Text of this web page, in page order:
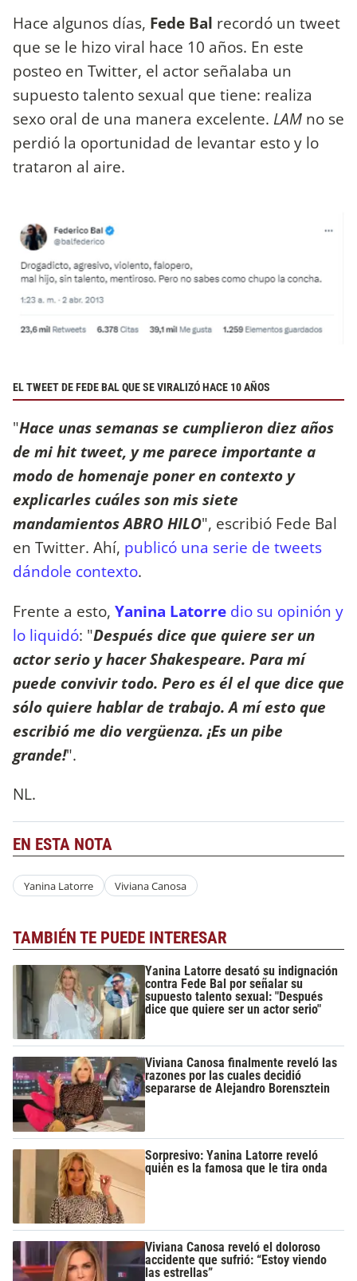
Hace algunos días, Fede Bal recordó un tweet
que se le hizo viral hace 10 años. En este
posteo en Twitter, el actor señalaba un
supuesto talento sexual que tiene: realiza
sexo oral de una manera excelente. LAM no se
perdió la oportunidad de levantar esto y lo
trataron al aire.
EL TWEET DE FEDE BAL QUE SE VIRALIZÓ HACE 10 AÑOS
"Hace unas semanas se cumplieron diez años
de mi hit tweet, y me parece importante a
modo de homenaje poner en contexto y
explicarles cuáles son mis siete
mandamientos ABRO HILO", escribió Fede Bal
en Twitter. Ahí, publicó una serie de tweets
dándole contexto.
Frente a esto, Yanina Latorre dio su opinión y
lo liquidó: "Después dice que quiere ser un
actor serio y hacer Shakespeare. Para mí
puede convivir todo. Pero es él el que dice que
sólo quiere hablar de trabajo. A mí esto que
escribió me dio vergüenza. ¡Es un pibe
grande!".
NL.
EN ESTA NOTA
Yanina Latorre Viviana Canosa
TAMBIÉN TE PUEDE INTERESAR
Yanina Latorre desató su indignación
contra Fede Bal por señalar su
supuesto talento sexual: "Después
dice que quiere ser un actor serio"
Viviana Canosa finalmente reveló las
razones por las cuales decidió
separarse de Alejandro Borensztein
Sorpresivo: Yanina Latorre reveló
quién es la famosa que le tira onda
Viviana Canosa reveló el doloroso
accidente que sufrió: “Estoy viendo
las estrellas”